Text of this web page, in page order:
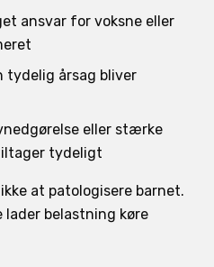
ansvar for voksne eller
tydelig årsag bliver
eller stærke
tydeligt
at patologisere barnet.
lader belastning køre